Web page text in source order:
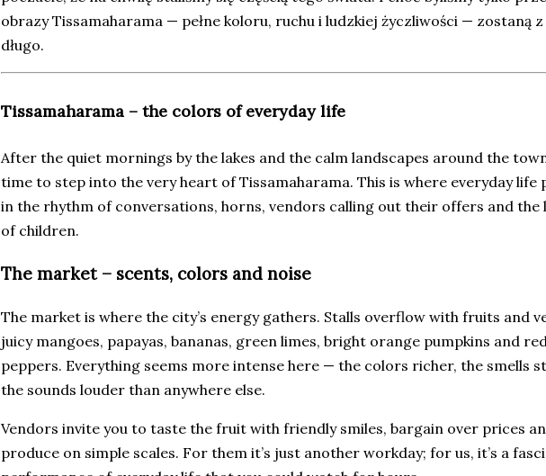
obrazy Tissamaharama — pełne koloru, ruchu i ludzkiej życzliwości — zostaną
długo.
Tissamaharama – the colors of everyday life
After the quiet mornings by the lakes and the calm landscapes around the
time to step into the very heart of Tissamaharama. This is where everyday life
in the rhythm of conversations, horns, vendors calling out their offers and the
of children.
The market – scents, colors and noise
The market is where the city’s energy gathers. Stalls overflow with fruits and
juicy mangoes, papayas, bananas, green limes, bright orange pumpkins and
peppers. Everything seems more intense here — the colors richer, the smells
the sounds louder than anywhere else.
Vendors invite you to taste the fruit with friendly smiles, bargain over prices
produce on simple scales. For them it’s just another workday; for us, it’s a